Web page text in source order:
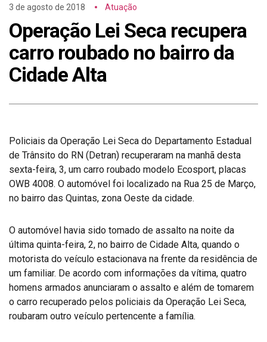
3 de agosto de 2018 Atuação
Operação Lei Seca recupera
carro roubado no bairro da
Cidade Alta
Policiais da Operação Lei Seca do Departamento Estadual
de Trânsito do RN (Detran) recuperaram na manhã desta
sexta-feira, 3, um carro roubado modelo Ecosport, placas
OWB 4008. O automóvel foi localizado na Rua 25 de Março,
no bairro das Quintas, zona Oeste da cidade.
O automóvel havia sido tomado de assalto na noite da
última quinta-feira, 2, no bairro de Cidade Alta, quando o
motorista do veículo estacionava na frente da residência de
um familiar. De acordo com informações da vítima, quatro
homens armados anunciaram o assalto e além de tomarem
o carro recuperado pelos policiais da Operação Lei Seca,
roubaram outro veículo pertencente a família.